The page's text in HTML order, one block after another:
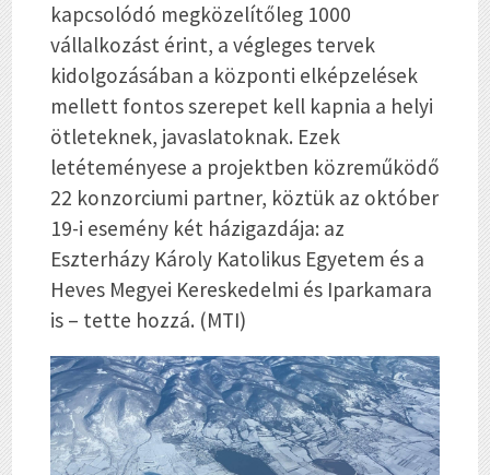
kapcsolódó megközelítőleg 1000
vállalkozást érint, a végleges tervek
kidolgozásában a központi elképzelések
mellett fontos szerepet kell kapnia a helyi
ötleteknek, javaslatoknak. Ezek
letéteményese a projektben közreműködő
22 konzorciumi partner, köztük az október
19-i esemény két házigazdája: az
Eszterházy Károly Katolikus Egyetem és a
Heves Megyei Kereskedelmi és Iparkamara
is – tette hozzá. (MTI)